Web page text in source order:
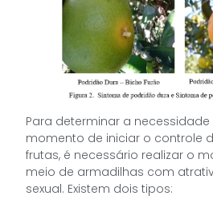
Para determinar a
momento de iniciar o controle
frutas, é necessário realizar o
meio de armadilhas com
sexual. Existem dois tipos: